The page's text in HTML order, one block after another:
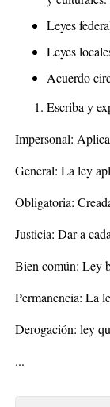
Leyes
Leyes
Acuerdo
Escriba y
Impersonal:
General: La ley
Obligatoria:
Justicia: Dar a
Bien común: Ley
Permanencia: La
Derogación: ley
...